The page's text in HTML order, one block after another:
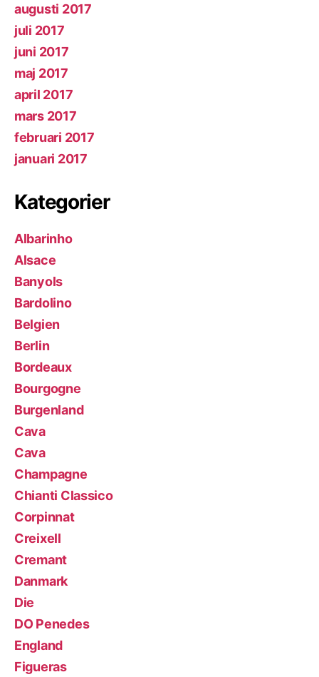
augusti 2017
juli 2017
juni 2017
maj 2017
april 2017
mars 2017
februari 2017
januari 2017
Kategorier
Albarinho
Alsace
Banyols
Bardolino
Belgien
Berlin
Bordeaux
Bourgogne
Burgenland
Cava
Cava
Champagne
Chianti Classico
Corpinnat
Creixell
Cremant
Danmark
Die
DO Penedes
England
Figueras